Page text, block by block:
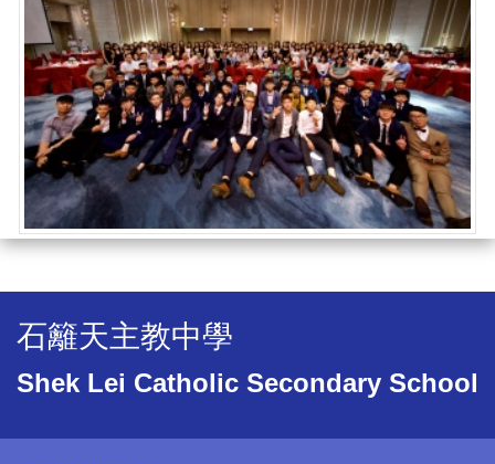
石籬天主教中學
Shek Lei Catholic Secondary School